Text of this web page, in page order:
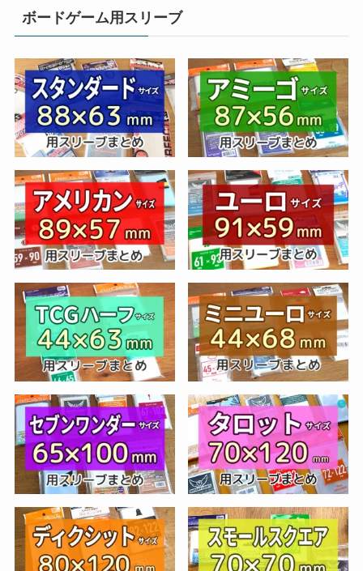
ボードゲーム用スリーブ